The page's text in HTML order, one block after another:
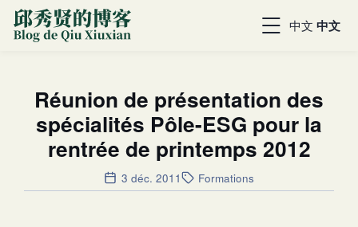
中文 中文
Réunion de présentation des
spécialités Pôle-ESG pour la
rentrée de printemps 2012
3 déc. 2011 Formations